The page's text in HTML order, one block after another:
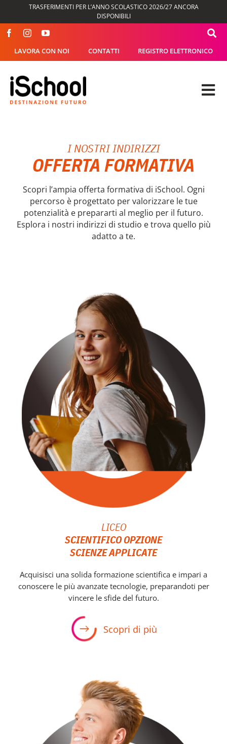
contenuto
TRASFERIMENTI PER L’ANNO SCOLASTICO 2026/27 ANCORA
DISPONIBILI
LAVORA CON NOI CONTATTI REGISTRO ELETTRONICO
DIDATTICA
SEGRETERIA
ISCHOOL
ESAMI DI IDONEITÀ
I NOSTRI INDIRIZZI
OFFERTA FORMATIVA
Scopri l’ampia offerta formativa di iSchool. Ogni
percorso è progettato per valorizzare le tue
potenzialità e prepararti al meglio per il futuro.
Esplora i nostri indirizzi di studio e trova quello più
adatto a te.
LICEO
SCIENTIFICO OPZIONE
SCIENZE APPLICATE
Acquisisci una solida formazione scientifica e impari a
conoscere le più avanzate tecnologie, preparandoti per
vincere le sfide del futuro.
Scopri di più